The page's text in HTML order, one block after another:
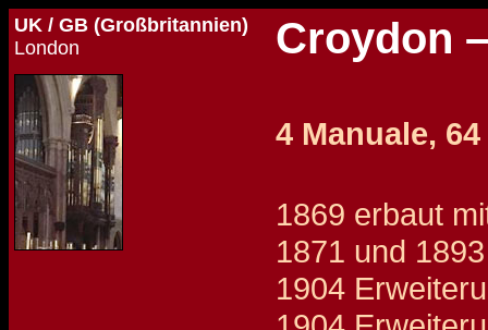
UK / GB (Großbritannien)
London
Croydon
4 Manuale,
1869 erbaut
1871 und
1904